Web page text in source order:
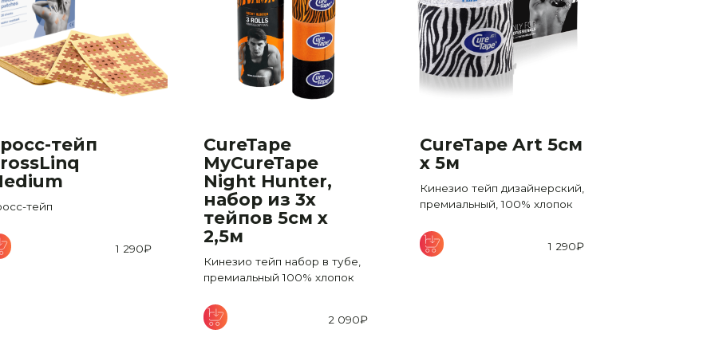
тейп
тейп
1 290₽
CureTape
MyCureTape
Night Hunter,
набор из 3х
тейпов 5см х
2,5м
Кинезио тейп набор в тубе,
премиальный 100% хлопок
2 090₽
CureTape Art 5см
x 5м
Кинезио тейп дизайнерский,
премиальный, 100% хлопок
1 290₽